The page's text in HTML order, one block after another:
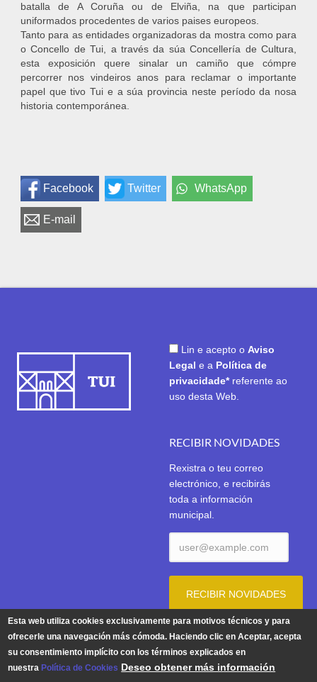
batalla de A Coruña ou de Elviña, na que participan
uniformados procedentes de varios paises europeos.
Tanto para as entidades organizadoras da mostra como para
o Concello de Tui, a través da súa Concellería de Cultura,
esta exposición quere sinalar un camiño que cómpre
percorrer nos vindeiros anos para reclamar o importante
papel que tivo Tui e a súa provincia neste período da nosa
historia contemporánea.
Facebook Twitter WhatsApp
E-mail
Lin e acepto o Aviso
Legal e a Política de
privacidade* referente ao
uso desta Web.
RECIBIR NOVIDADES
Rexistra o teu correo
electrónico, e recibirás
toda a información
municipal.
Aviso Legal |Política de Privacidade|Política de Cookies
Esta web utiliza cookies exclusivamente para motivos técnicos y para
ofrecerle una navegación más cómoda. Haciendo clic en Aceptar, acepta
su consentimiento implícito con los términos explicados en
nuestra Política de Cookies Deseo obtener más información